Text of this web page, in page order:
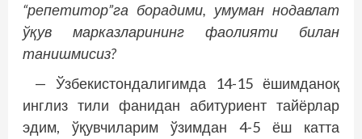
“репетитор”га борадими, умуман нодавлат
ўқув марказларининг фао­лияти билан
танишмисиз?
— Ўзбекистондалигимда 14-15 ёшимданоқ
инглиз тили фанидан абитуриент тайёрлар
эдим, ўқувчиларим ўзимдан 4-5 ёш катта